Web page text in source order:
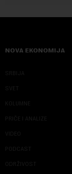
NOVA EKONOMIJA
SRBIJA
SVET
KOLUMNE
PRIČE I ANALIZE
VIDEO
PODCAST
ODRŽIVOST